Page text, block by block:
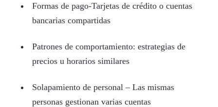
Formas de pago-Tarjetas de crédito o cuentas
bancarias compartidas
Patrones de comportamiento: estrategias de
precios u horarios similares
Solapamiento de personal – Las mismas
personas gestionan varias cuentas